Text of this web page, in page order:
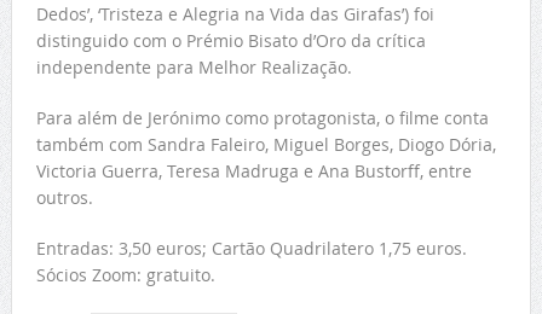
Dedos’, ‘Tristeza e Alegria na Vida das Girafas’) foi
distinguido com o Prémio Bisato d’Oro da crítica
independente para Melhor Realização.
Para além de Jerónimo como protagonista, o filme conta
também com Sandra Faleiro, Miguel Borges, Diogo Dória,
Victoria Guerra, Teresa Madruga e Ana Bustorff, entre
outros.
Entradas: 3,50 euros; Cartão Quadrilatero 1,75 euros.
Sócios Zoom: gratuito.